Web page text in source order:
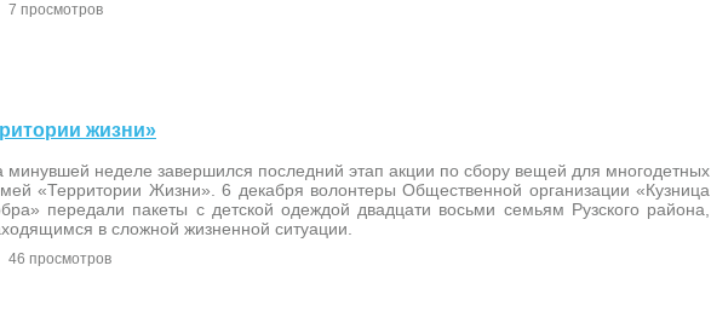
7 просмотров
жизни»
минувшей неделе завершился последний этап акции по сбору вещей для многодетных
«Территории Жизни». 6 декабря волонтеры Общественной организации «Кузница
передали пакеты с детской одеждой двадцати восьми семьям Рузского района,
в сложной жизненной ситуации.
46 просмотров